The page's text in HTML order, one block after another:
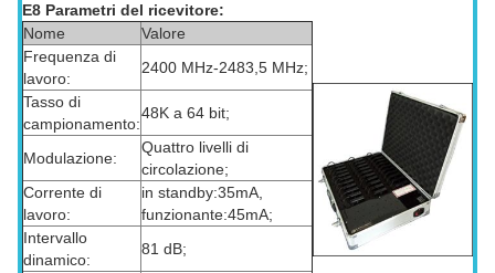
E8 Parametri del ricevitore:
Nome
Valore
Frequenza di
lavoro:
2400 MHz-2483,5 MHz;
Tasso di
campionamento:
48K a 64 bit;
Modulazione:
Quattro livelli di
circolazione;
Corrente di
lavoro:
in standby:35mA,
funzionante:45mA;
Intervallo
dinamico:
81 dB;